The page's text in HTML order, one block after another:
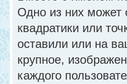
Одно из них может
квадратики или
оставили или на
крупное,
каждого